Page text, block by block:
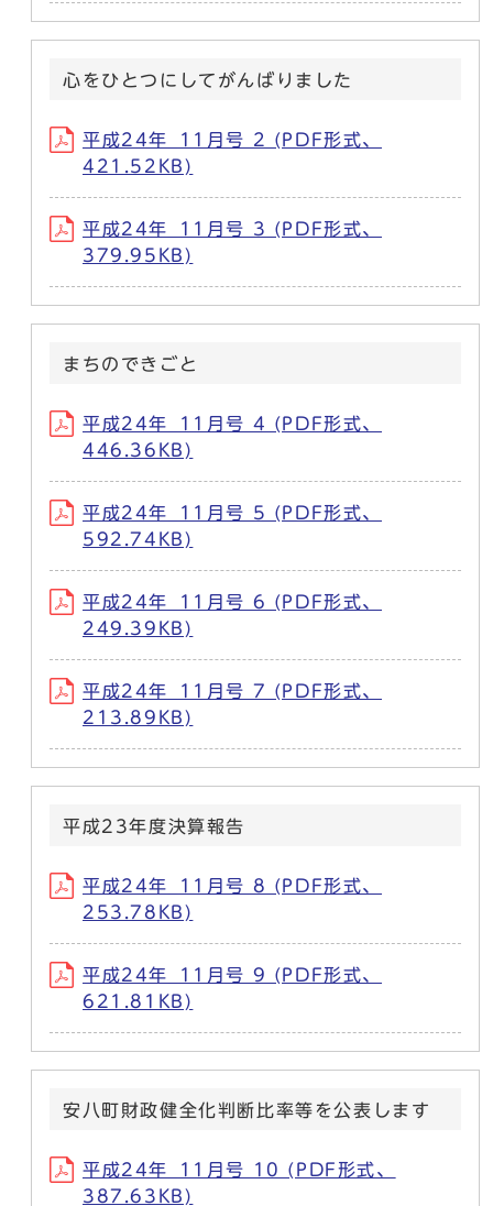
心をひとつにしてがんばりました
平成24年_11月号 2 (PDF形式、
421.52KB)
平成24年_11月号 3 (PDF形式、
379.95KB)
まちのできごと
平成24年_11月号 4 (PDF形式、
446.36KB)
平成24年_11月号 5 (PDF形式、
592.74KB)
平成24年_11月号 6 (PDF形式、
249.39KB)
平成24年_11月号 7 (PDF形式、
213.89KB)
平成23年度決算報告
平成24年_11月号 8 (PDF形式、
253.78KB)
平成24年_11月号 9 (PDF形式、
621.81KB)
安八町財政健全化判断比率等を公表します
平成24年_11月号 10 (PDF形式、
387.63KB)